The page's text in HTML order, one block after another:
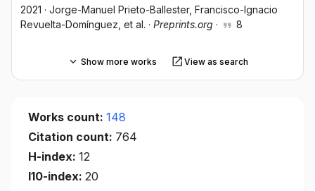
2021 · Jorge-Manuel Prieto-Ballester, Francisco-Ignacio
Revuelta-Domínguez , et al. · Preprints.org · 8
Show more works View as search
Works count: 148
Citation count: 764
H-index: 12
I10-index: 20